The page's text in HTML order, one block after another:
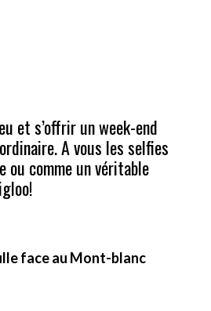
et s’offrir un week-end
A vous les selfies
ou comme un véritable
face au Mont-blanc